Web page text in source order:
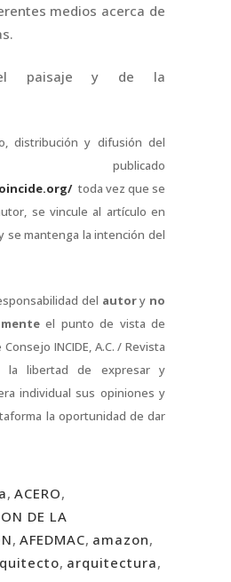
medios acerca de
paisaje y de la
distribución y difusión del
publicado
toda vez que se
se vincule al artículo en
se mantenga la intención del
del autory no
el punto de vista de
INCIDE, A.C. / Revista
la libertad de expresar y
individual sus opiniones y
la oportunidad de dar
, ACERO,
DE LA
, AFEDMAC, amazon,
, arquitectura,